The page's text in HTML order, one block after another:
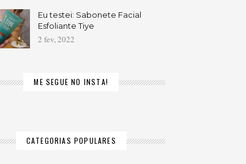
Eu testei: Sabonete Facial
Esfoliante Tiye
2 fev, 2022
ME SEGUE NO INSTA!
CATEGORIAS POPULARES